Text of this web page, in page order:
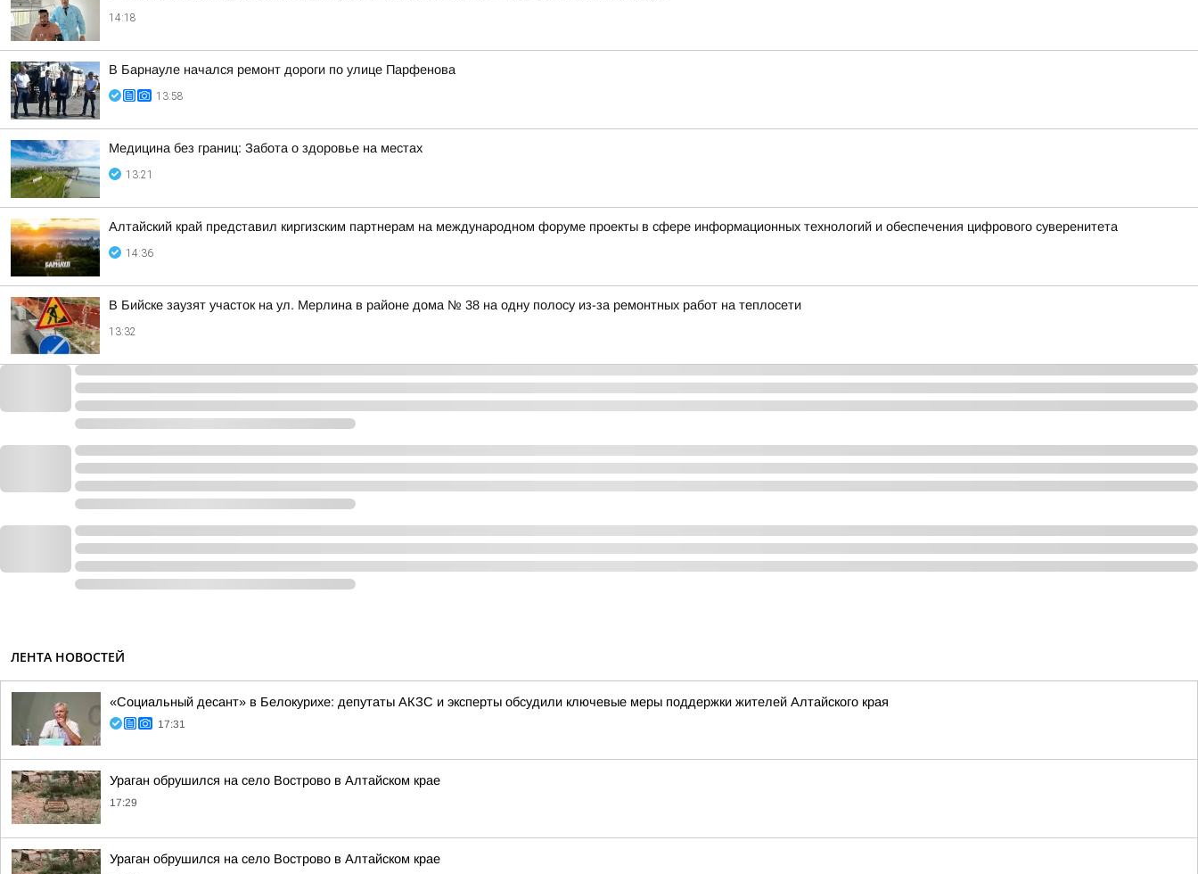
14:18
В Барнауле начался ремонт дороги по улице Парфенова
13:58
Медицина без границ: Забота о здоровье на местах
13:21
Алтайский край представил киргизским партнерам на международном форуме проекты в сфере информационных технологий и обеспечения цифрового суверенитета
14:36
В Бийске заузят участок на ул. Мерлина в районе дома № 38 на одну полосу из-за ремонтных работ на теплосети
13:32
ЛЕНТА НОВОСТЕЙ
«Социальный десант» в Белокурихе: депутаты АКЗС и эксперты обсудили ключевые меры поддержки жителей Алтайского края
17:31
Ураган обрушился на село Вострово в Алтайском крае
17:29
Ураган обрушился на село Вострово в Алтайском крае